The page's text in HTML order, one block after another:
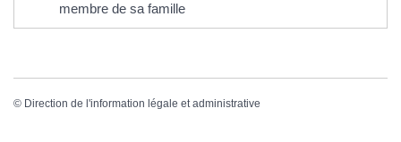
membre de sa famille
© Direction de l'information légale et administrative